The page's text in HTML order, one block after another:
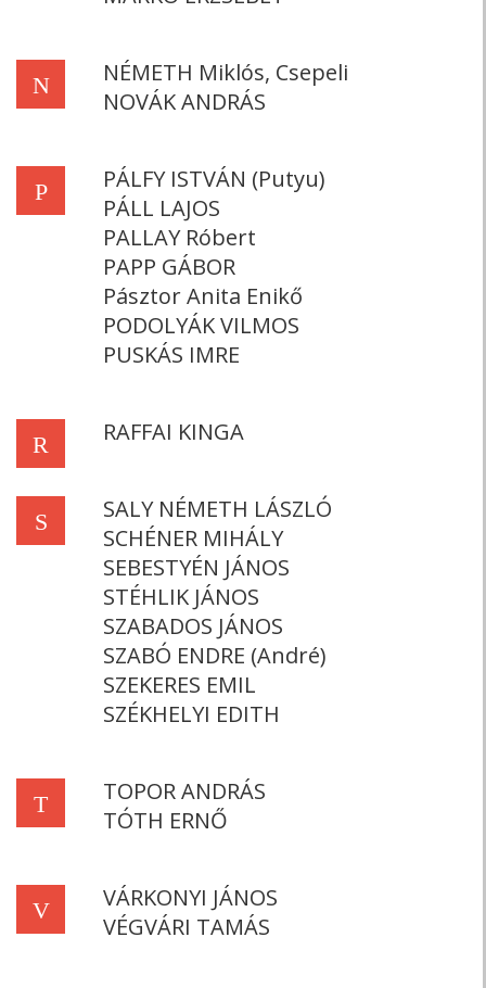
N
NÉMETH Miklós, Csepeli
NOVÁK ANDRÁS
P
PÁLFY ISTVÁN (Putyu)
PÁLL LAJOS
PALLAY Róbert
PAPP GÁBOR
Pásztor Anita Enikő
PODOLYÁK VILMOS
PUSKÁS IMRE
R RAFFAI KINGA
S
SALY NÉMETH LÁSZLÓ
SCHÉNER MIHÁLY
SEBESTYÉN JÁNOS
STÉHLIK JÁNOS
SZABADOS JÁNOS
SZABÓ ENDRE (André)
SZEKERES EMIL
SZÉKHELYI EDITH
T
TOPOR ANDRÁS
TÓTH ERNŐ
V
VÁRKONYI JÁNOS
VÉGVÁRI TAMÁS